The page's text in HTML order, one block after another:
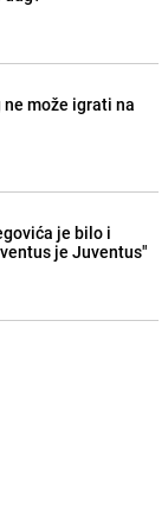
može igrati na
je bilo i
je Juventus"